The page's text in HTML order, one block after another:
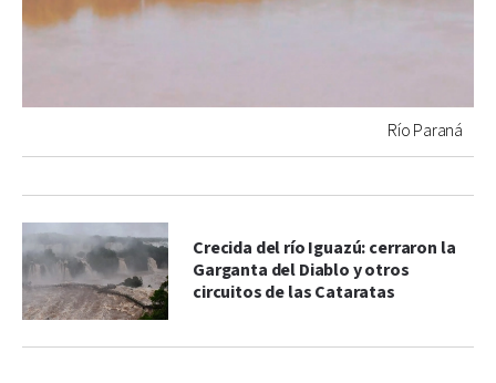
Río Paraná
Crecida del río Iguazú: cerraron la
Garganta del Diablo y otros
circuitos de las Cataratas